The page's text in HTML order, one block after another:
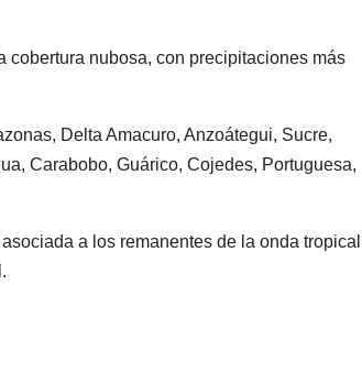
cobertura nubosa, con precipitaciones más
Delta Amacuro, Anzoátegui, Sucre,
Carabobo, Guárico, Cojedes, Portuguesa,
a los remanentes de la onda tropical